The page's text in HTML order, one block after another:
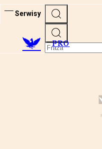
Serwisy
PRO